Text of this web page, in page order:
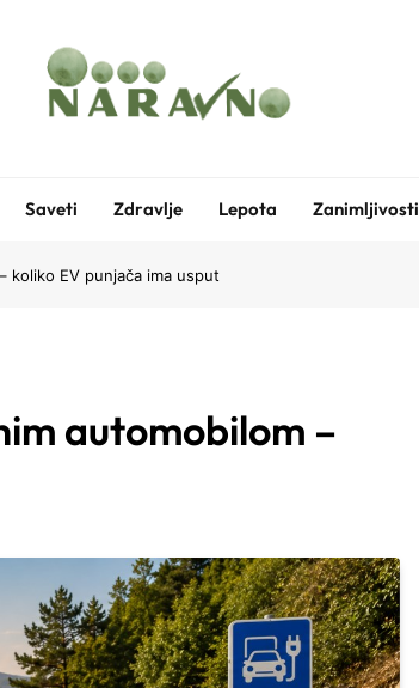
Saveti Zdravlje Lepota Zanimljivosti
koliko EV punjača ima usput
automobilom –